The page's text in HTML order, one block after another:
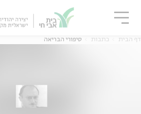
אנגלית
דף הבית כתבות סיפורי הבריאה
סגור